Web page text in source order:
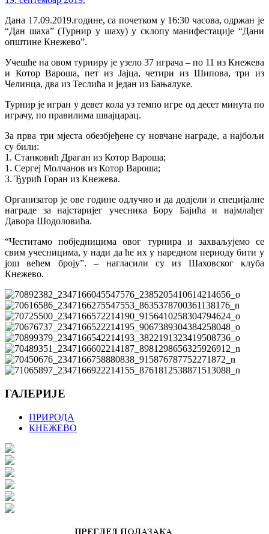
Дана 17.09.2019.године, са почетком у 16:30 часова, одржан је
“Дан шаха” (Турнир у шаху) у склопу манифестације “Дани
општине Кнежево”.
Учешће на овом турниру je узело 37 играча – по 11 из Кнежева
и Котор Вароша, пет из Јајца, четири из Шипова, три из
Челинца, два из Теслића и један из Бањалуке.
Турнир је игран у девет кола уз темпо игре од десет минута по
играчу, по правилима швајцарац.
За прва три мјеста обезбјеђене су новчане награде, а најбољи
су били:
1. Станковић Драган из Котор Вароша;
1. Сергеј Молчанов из Котор Вароша;
3. Ђурић Горан из Кнежева.
Организатор је ове године одлучио и да додјели и специјалне
награде за најстаријег учесника Бору Бајића и најмлађег
Давора Шодоловића.
“Честитамо побједницима овог турнира и захваљујемо се
свим учесницима, у нади да ће их у наредном периоду бити у
још већем броју”. – нагласили су из Шаховског клуба
Кнежево.
ГАЛЕРИЈЕ
ПРИРОДА
КНЕЖЕВО